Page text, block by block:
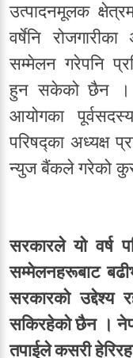
उत्पादनमूलक
वर्षेनि
सम्मेलन गरेपनि
हुन सकेको छैन ।
आयोगका
परिषद्का अध्यक्ष
न्युज बैंकले गरेको
सरकारले यो वर्ष
सम्मेलनहरूबाट
सरकारको उद्देश्य
सकिरहेको छैन ।
तपाईले कसरी